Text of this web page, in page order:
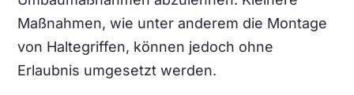
Maßnahmen, wie unter anderem die Montage
von Haltegriffen, können jedoch ohne
Erlaubnis umgesetzt werden.